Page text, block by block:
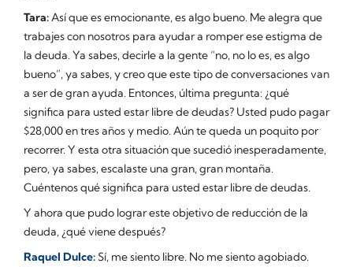
Tara: Así que es emocionante, es algo bueno. Me alegra que
trabajes con nosotros para ayudar a romper ese estigma de
la deuda. Ya sabes, decirle a la gente “no, no lo es, es algo
bueno”, ya sabes, y creo que este tipo de conversaciones van
a ser de gran ayuda. Entonces, última pregunta: ¿qué
significa para usted estar libre de deudas? Usted pudo pagar
$28,000 en tres años y medio. Aún te queda un poquito por
recorrer. Y esta otra situación que sucedió inesperadamente,
pero, ya sabes, escalaste una gran, gran montaña.
Cuéntenos qué significa para usted estar libre de deudas.
Y ahora que pudo lograr este objetivo de reducción de la
deuda, ¿qué viene después?
Raquel Dulce:Sí, me siento libre. No me siento agobiado.